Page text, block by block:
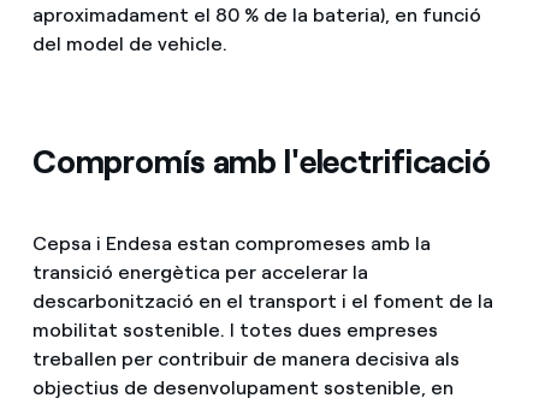
aproximadament el 80 % de la bateria), en funció
del model de vehicle.
Compromís amb l'electrificació
Cepsa i Endesa estan compromeses amb la
transició energètica per accelerar la
descarbonització en el transport i el foment de la
mobilitat sostenible. I totes dues empreses
treballen per contribuir de manera decisiva als
objectius de desenvolupament sostenible, en